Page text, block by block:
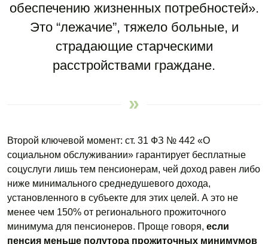
обеспечению жизненных потребностей».
Это “лежачие”, тяжело больные, и
страдающие старческими
расстройствами граждане.
Второй ключевой момент: ст. 31 ФЗ № 442 «О
социальном обслуживании» гарантирует бесплатные
соцуслуги лишь тем пенсионерам, чей доход равен либо
ниже минимального среднедушевого дохода,
установленного в субъекте для этих целей. А это не
менее чем 150% от регионального прожиточного
минимума для пенсионеров. Проще говоря, если
пенсия меньше полутора прожиточных минимумов